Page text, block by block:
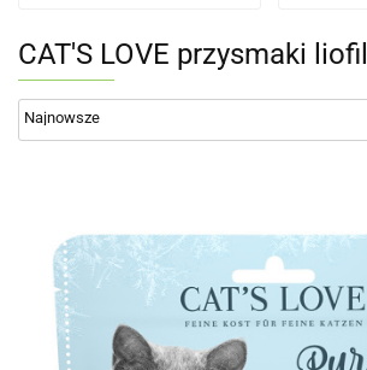
CAT'S LOVE przysmaki